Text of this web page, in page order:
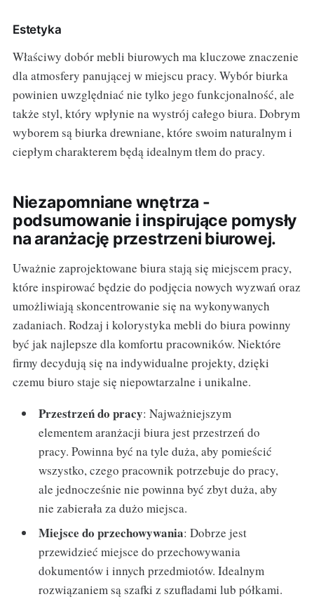
Estetyka
Właściwy dobór mebli biurowych ma kluczowe znaczenie
dla atmosfery panującej w miejscu pracy. Wybór biurka
powinien uwzględniać nie tylko jego funkcjonalność, ale
także styl, który wpłynie na wystrój całego biura. Dobrym
wyborem są biurka drewniane, które swoim naturalnym i
ciepłym charakterem będą idealnym tłem do pracy.
Niezapomniane wnętrza -
podsumowanie i inspirujące pomysły
na aranżację przestrzeni biurowej.
Uważnie zaprojektowane biura stają się miejscem pracy,
które inspirować będzie do podjęcia nowych wyzwań oraz
umożliwiają skoncentrowanie się na wykonywanych
zadaniach. Rodzaj i kolorystyka mebli do biura powinny
być jak najlepsze dla komfortu pracowników. Niektóre
firmy decydują się na indywidualne projekty, dzięki
czemu biuro staje się niepowtarzalne i unikalne.
Przestrzeń do pracy: Najważniejszym
elementem aranżacji biura jest przestrzeń do
pracy. Powinna być na tyle duża, aby pomieścić
wszystko, czego pracownik potrzebuje do pracy,
ale jednocześnie nie powinna być zbyt duża, aby
nie zabierała za dużo miejsca.
Miejsce do przechowywania: Dobrze jest
przewidzieć miejsce do przechowywania
dokumentów i innych przedmiotów. Idealnym
rozwiązaniem są szafki z szufladami lub półkami.